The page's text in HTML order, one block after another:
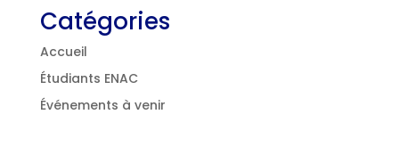
Catégories
Accueil
Étudiants ENAC
Événements à venir